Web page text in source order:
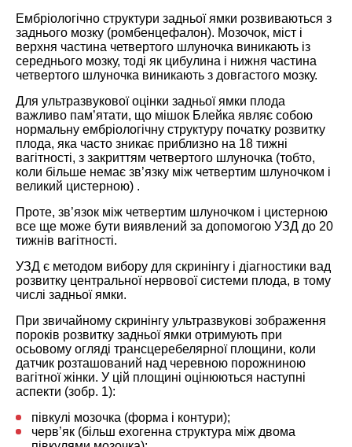
Ембріологічно структури задньої ямки розвиваються з
заднього мозку (ромбенцефалон). Мозочок, міст і
верхня частина четвертого шлуночка виникають із
середнього мозку, тоді як цибулина і нижня частина
четвертого шлуночка виникають з довгастого мозку.
Для ультразвукової оцінки задньої ямки плода
важливо пам’ятати, що мішок Блейка являє собою
нормальну ембріологічну структуру початку розвитку
плода, яка часто зникає приблизно на 18 тижні
вагітності, з закриттям четвертого шлуночка (тобто,
коли більше немає зв’язку між четвертим шлуночком і
великий цистерною) .
Проте, зв’язок між четвертим шлуночком і цистерною
все ще може бути виявлений ​​за допомогою УЗД до 20
тижнів вагітності.
УЗД є методом вибору для скринінгу і діагностики вад
розвитку центральної нервової системи плода, в тому
числі задньої ямки.
При звичайному скринінгу ультразвукові зображення
пороків розвитку задньої ямки отримують при
осьовому огляді трансцеребелярної площини, коли
датчик розташований над черевною порожниною
вагітної жінки. У цій площині оцінюються наступні
аспекти (зобр. 1):
півкулі мозочка (форма і контури);
черв’як (більш ехогенна структура між двома